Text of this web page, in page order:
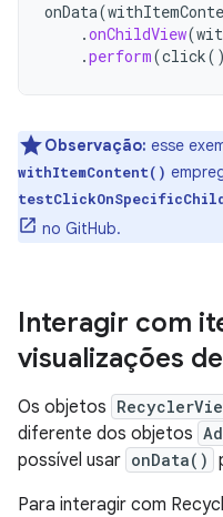
onData(
.onChildView(
.perform(click
Observação: esse
withItemContent()
no GitHub.
Interagir com
visualizações
Os objetos
diferente dos objetos
possível usar onData()
Para interagir com